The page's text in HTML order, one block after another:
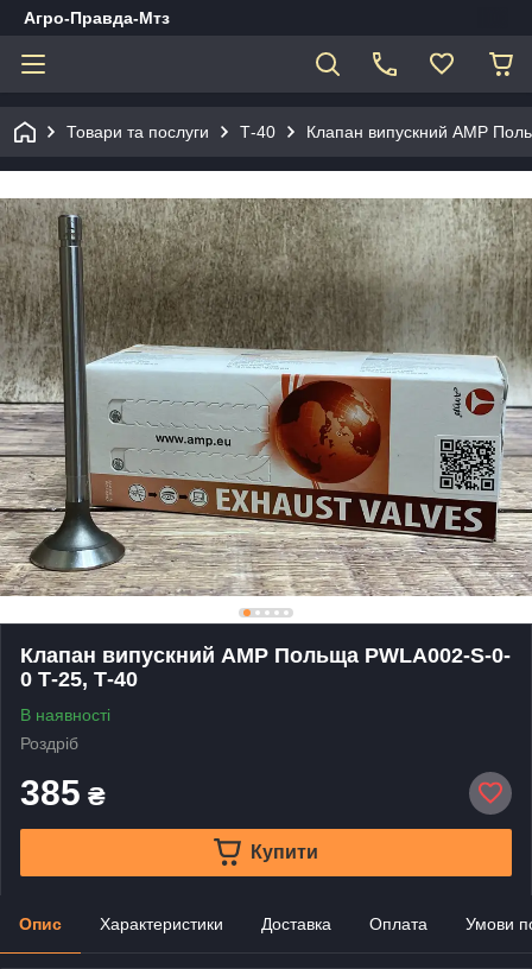
Агро-Правда-Мтз
Товари та послуги Т-40 Клапан випускний АМP
Клапан випускний АМP Польща PWLA002-S-0-
0 Т-25, Т-40
В наявності
Роздріб
385 ₴
Купити
Опис Характеристики Доставка Оплата Умови